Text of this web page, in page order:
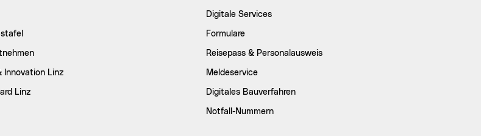
Innovation Linz
Linz
Digitale Services
Formulare
Reisepass & Personalausweis
Meldeservice
Digitales Bauverfahren
Notfall-Nummern